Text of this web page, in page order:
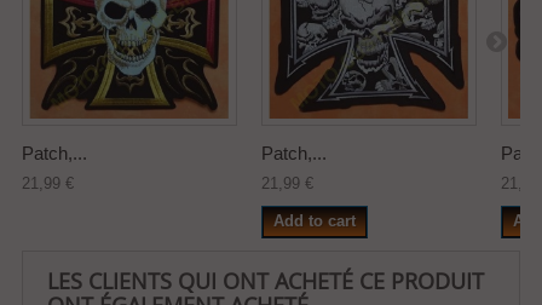
Patch,...
21,99 €
Patch,...
21,99 €
Add to cart
LES CLIENTS QUI ONT ACHETÉ CE PRODUIT